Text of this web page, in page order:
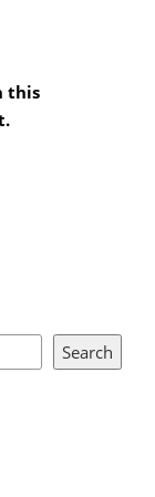
this
Search